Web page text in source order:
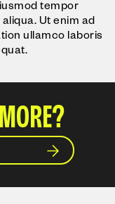
tempor
Ut enim ad
ullamco laboris